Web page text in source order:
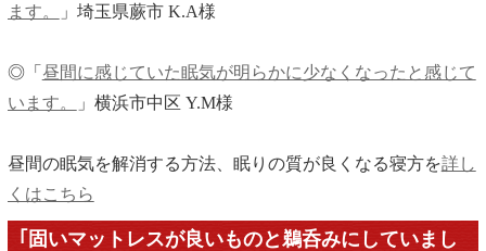
ます。
」埼玉県蕨市 K.A様
◎「 昼間に感じていた眠気が明らかに少なくなったと感じて
います。
」横浜市中区 Y.M様
昼間の眠気を解消する方法、眠りの質が良くなる寝方を詳し
くはこちら
｢固いマットレスが良いものと鵜呑みにしていまし